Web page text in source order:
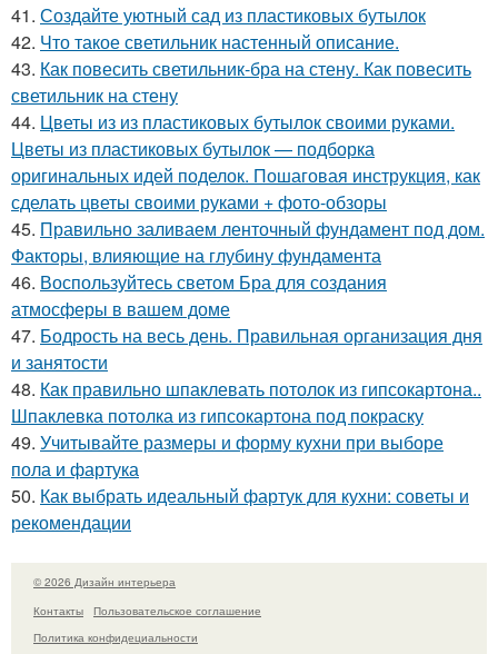
41. Создайте уютный сад из пластиковых бутылок
42. Что такое светильник настенный описание.
43. Как повесить светильник-бра на стену. Как повесить
светильник на стену
44. Цветы из из пластиковых бутылок своими руками.
Цветы из пластиковых бутылок — подборка
оригинальных идей поделок. Пошаговая инструкция, как
сделать цветы своими руками + фото-обзоры
45. Правильно заливаем ленточный фундамент под дом.
Факторы, влияющие на глубину фундамента
46. Воспользуйтесь светом Бра для создания
атмосферы в вашем доме
47. Бодрость на весь день. Правильная организация дня
и занятости
48. Как правильно шпаклевать потолок из гипсокартона..
Шпаклевка потолка из гипсокартона под покраску
49. Учитывайте размеры и форму кухни при выборе
пола и фартука
50. Как выбрать идеальный фартук для кухни: советы и
рекомендации
© 2026 Дизайн интерьера
Контакты
Пользовательское соглашение
Политика конфидециальности